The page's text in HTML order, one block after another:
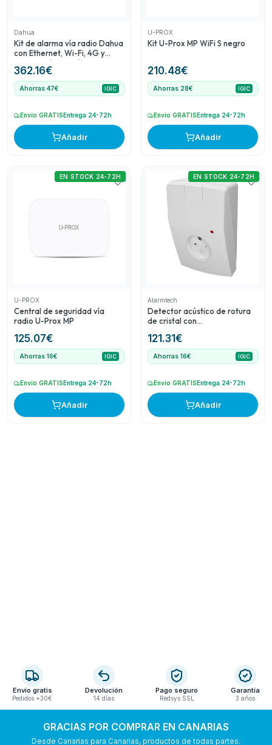
necesidades y marcas.
Dahua
Kit de alarma vía radio Dahua
con Ethernet, Wi-Fi, 4G y
verificación por vídeo
362.16€
Ahorras 47€ IGIC
Envío GRATISEntrega 24-72h
Añadir
U-PROX
Kit U-Prox MP WiFi S negro
210.48€
Ahorras 28€ IGIC
Envío GRATISEntrega 24-72h
Añadir
U-PROX
Central de seguridad vía
radio U-Prox MP
125.07€
EN STOCK 24-72H
Ahorras 16€ IGIC
Envío GRATIS Entrega 24-72h
Añadir
Alarmtech
Detector acústico de rotura
de cristal con
121.31€
EN STOCK 24-72H
Ahorras 16€ IGIC
Envío GRATIS Entrega 24-72h
Añadir
Envío gratis
Pedidos +30€
Devolución
14 días
Pago seguro
Redsys SSL
Garantía
3 años
GRACIAS POR COMPRAR EN CANARIAS
Desde Canarias para Canarias, productos de todas partes.